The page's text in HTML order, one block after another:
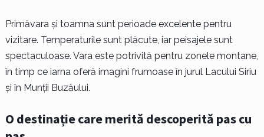
Primăvara și toamna sunt perioade excelente pentru
vizitare. Temperaturile sunt plăcute, iar peisajele sunt
spectaculoase. Vara este potrivită pentru zonele montane,
în timp ce iarna oferă imagini frumoase în jurul Lacului Siriu
și în Munții Buzăului.
O destinație care merită descoperită pas cu